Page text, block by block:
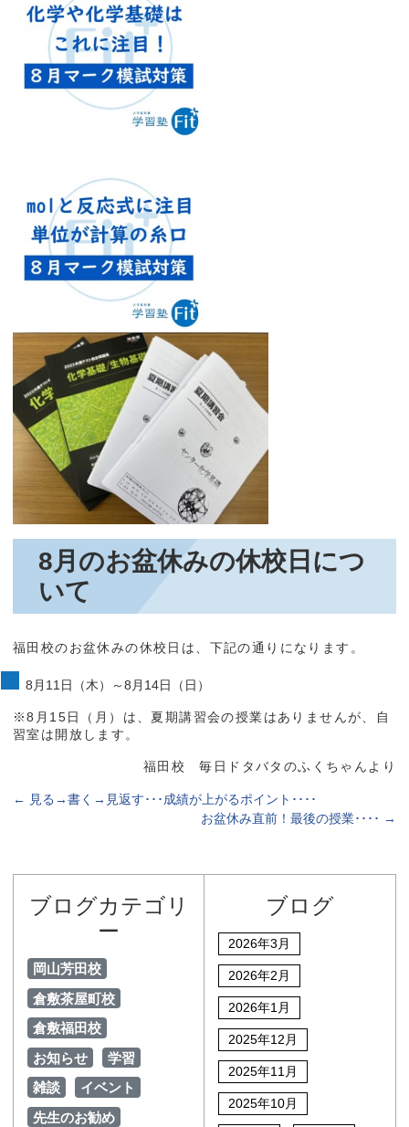
8月のお盆休みの休校日につ
いて
福田校のお盆休みの休校日は、下記の通りになります。
8月11日（木）～8月14日（日）
※8月15日（月）は、夏期講習会の授業はありませんが、自
習室は開放します。
福田校 毎日ドタバタのふくちゃんより
← 見る→書く→見返す･･･成績が上がるポイント････
お盆休み直前！最後の授業････ →
ブログカテゴリ
ー
岡山芳田校
倉敷茶屋町校
倉敷福田校
お知らせ
学習
雑談
イベント
先生のお勧め
ブログ
2026年3月
2026年2月
2026年1月
2025年12月
2025年11月
2025年10月